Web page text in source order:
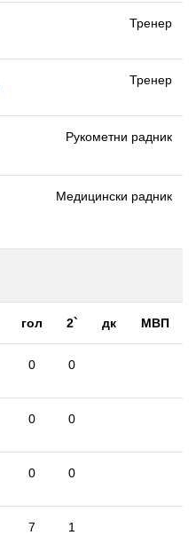
Тренер
Тренер
Рукометни радник
Медицински радник
гол 2` дк МВП
0 0
0 0
0 0
7 1